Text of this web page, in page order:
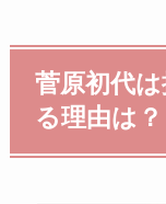
菅原初代
る理由は？